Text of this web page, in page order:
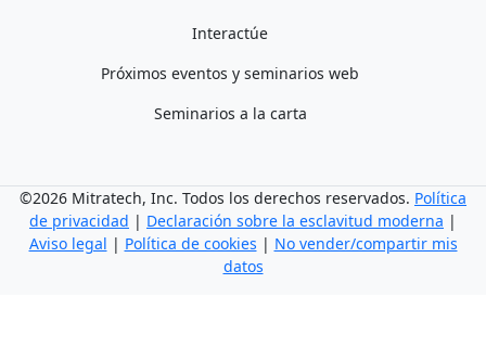
Interactúe
Próximos eventos y seminarios web
Seminarios a la carta
©2026 Mitratech, Inc. Todos los derechos reservados. Política
de privacidad | Declaración sobre la esclavitud moderna |
Aviso legal | Política de cookies | No vender/compartir mis
datos